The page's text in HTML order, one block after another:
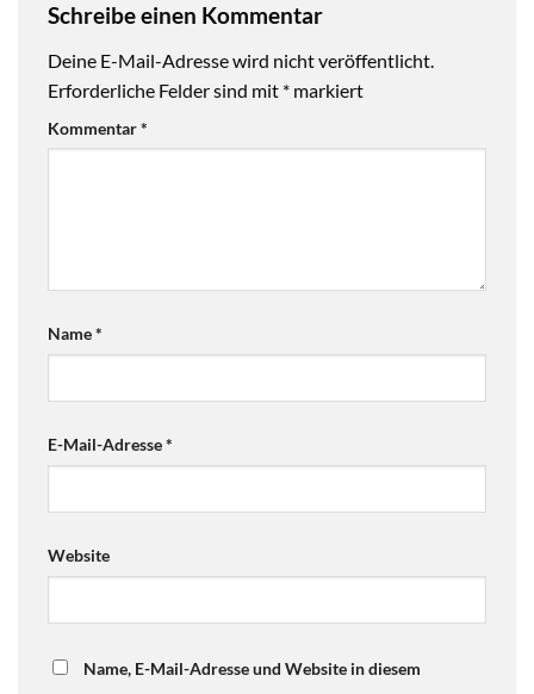
Schreibe einen Kommentar
Deine E-Mail-Adresse wird nicht veröffentlicht.
Erforderliche Felder sind mit * markiert
Kommentar*
Name*
E-Mail-Adresse*
Website
Name, E-Mail-Adresse und Website in diesem